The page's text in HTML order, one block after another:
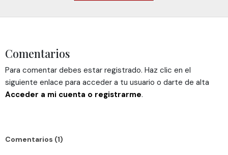
Comentarios
Para comentar debes estar registrado. Haz clic en el
siguiente enlace para acceder a tu usuario o darte de alta
Acceder a mi cuenta o registrarme.
Comentarios (1)